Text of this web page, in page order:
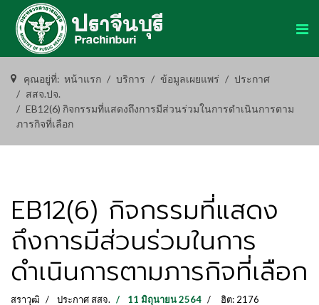
คุณอยู่ที่: หน้าแรก บริการ ข้อมูลเผยแพร่
ประกาศ
สสจ.ปจ.
EB12(6) กิจกรรมที่แสดงถึงการมีส่วนร่วมในการดำเนินการตาม
ภารกิจที่เลือก
EB12(6) กิจกรรมที่แสดง
ถึงการมีส่วนร่วมในการ
ดำเนินการตามภารกิจที่เลือก
สราวุฒิ ประกาศ สสจ. 11 มิถุนายน 2564 ฮิต: 2176